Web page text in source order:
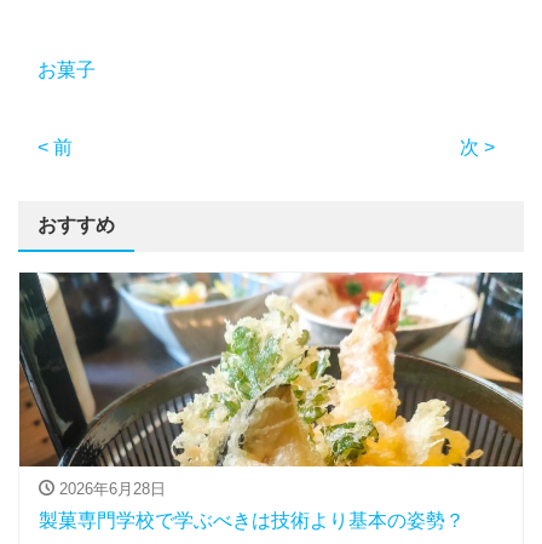
お菓子
< 前 次 >
おすすめ
2026年6月28日
製菓専門学校で学ぶべきは技術より基本の姿勢？